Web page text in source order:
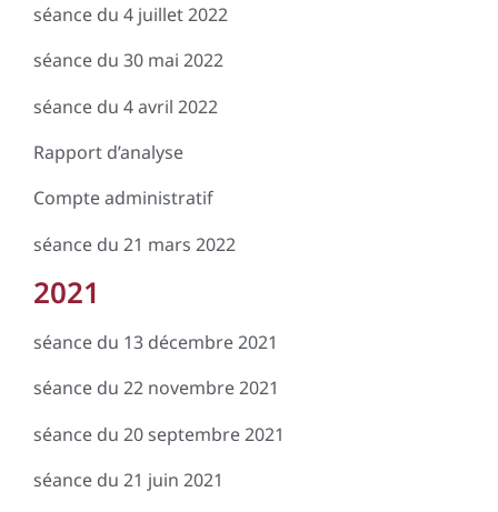
séance du 4 juillet 2022
séance du 30 mai 2022
séance du 4 avril 2022
Rapport d’analyse
Compte administratif
séance du 21 mars 2022
2021
séance du 13 décembre 2021
séance du 22 novembre 2021
séance du 20 septembre 2021
séance du 21 juin 2021